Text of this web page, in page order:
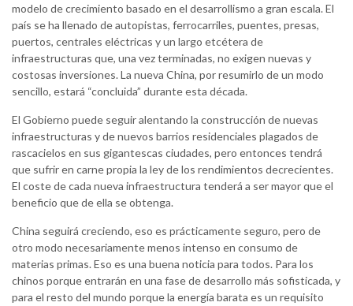
modelo de crecimiento basado en el desarrollismo a gran escala. El
país se ha llenado de autopistas, ferrocarriles, puentes, presas,
puertos, centrales eléctricas y un largo etcétera de
infraestructuras que, una vez terminadas, no exigen nuevas y
costosas inversiones. La nueva China, por resumirlo de un modo
sencillo, estará “concluida” durante esta década.
El Gobierno puede seguir alentando la construcción de nuevas
infraestructuras y de nuevos barrios residenciales plagados de
rascacielos en sus gigantescas ciudades, pero entonces tendrá
que sufrir en carne propia la ley de los rendimientos decrecientes.
El coste de cada nueva infraestructura tenderá a ser mayor que el
beneficio que de ella se obtenga.
China seguirá creciendo, eso es prácticamente seguro, pero de
otro modo necesariamente menos intenso en consumo de
materias primas. Eso es una buena noticia para todos. Para los
chinos porque entrarán en una fase de desarrollo más sofisticada, y
para el resto del mundo porque la energía barata es un requisito